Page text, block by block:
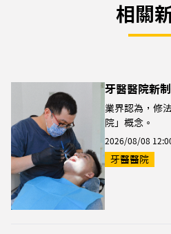
相關
牙醫醫院新
業界認為，修
院」概念。
2026/08/08
牙醫醫院